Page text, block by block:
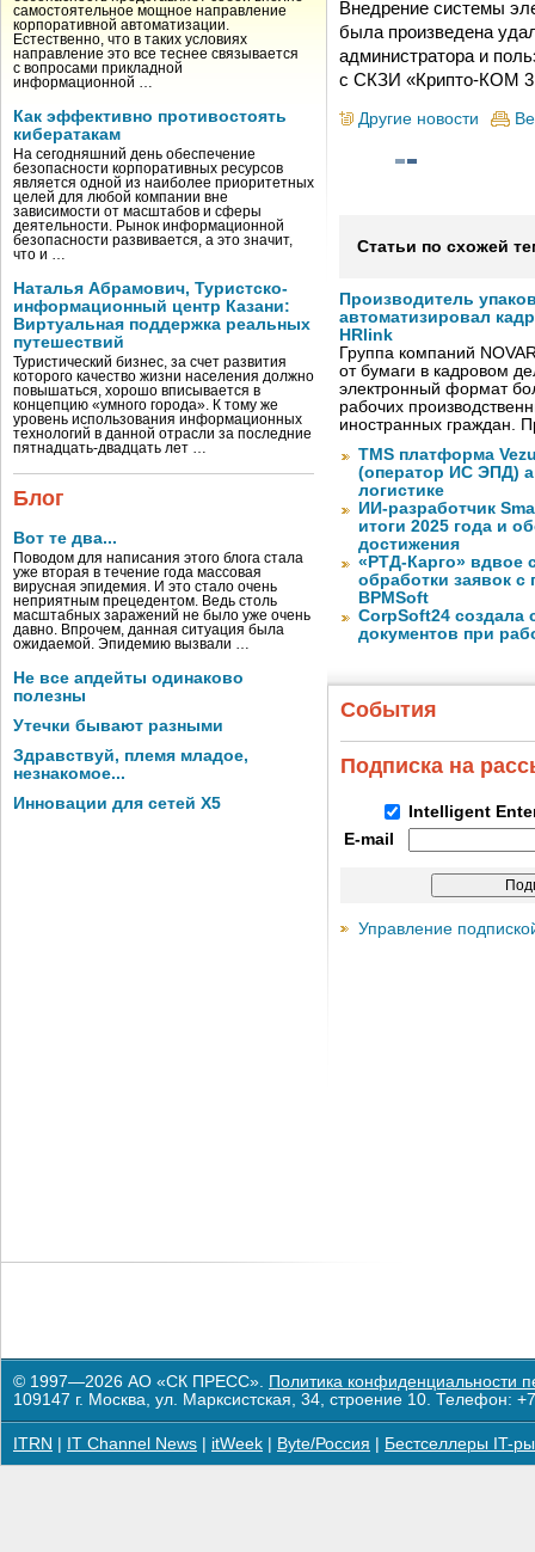
самостоятельное мощное направление
корпоративной автоматизации.
Естественно, что в таких условиях
направление это все теснее связывается
с вопросами прикладной
информационной …
Как эффективно противостоять
кибератакам
На сегодняшний день обеспечение
безопасности корпоративных ресурсов
является одной из наиболее приоритетных
целей для любой компании вне
зависимости от масштабов и сферы
деятельности. Рынок информационной
безопасности развивается, а это значит,
что и …
Наталья Абрамович, Туристско-
информационный центр Казани:
Виртуальная поддержка реальных
путешествий
Туристический бизнес, за счет развития
которого качество жизни населения должно
повышаться, хорошо вписывается в
концепцию «умного города». К тому же
уровень использования информационных
технологий в данной отрасли за последние
пятнадцать-двадцать лет …
Блог
Вот те два...
Поводом для написания этого блога стала
уже вторая в течение года массовая
вирусная эпидемия. И это стало очень
неприятным прецедентом. Ведь столь
масштабных заражений не было уже очень
давно. Впрочем, данная ситуация была
ожидаемой. Эпидемию вызвали …
Не все апдейты одинаково
полезны
Утечки бывают разными
Здравствуй, племя младое,
незнакомое...
Инновации для сетей X5
Внедрение системы
была произведена
администратора и
с СКЗИ «Крипто-КОМ
Другие новости
Статьи по схожей
Производитель
автоматизировал
HRlink
Группа компаний
от бумаги в кадровом
электронный формат
рабочих
иностранных граждан.
TMS платформа
(оператор ИС ЭПД)
логистике
ИИ-разработчик
итоги 2025 года и
достижения
«РТД-Карго» вдвое
обработки заявок
BPMSoft
CorpSoft24 создала
документов при
События
Подписка на
Intelligent
E-mail
Управление
© 1997—2026 АО «СК ПРЕСС». Политика конфиденциальности
109147 г. Москва, ул. Марксистская, 34, строение 10. Телефон:
ITRN IT Channel News itWeek Byte/Россия Бестселлеры IT-